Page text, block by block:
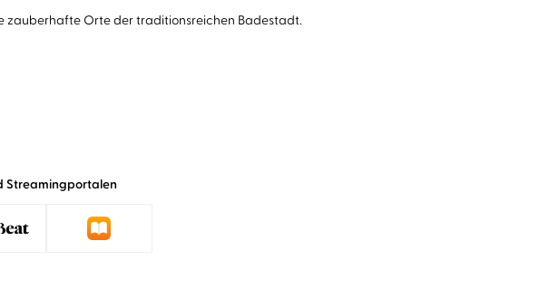
zauberhafte Orte der traditionsreichen Badestadt.
Streamingportalen